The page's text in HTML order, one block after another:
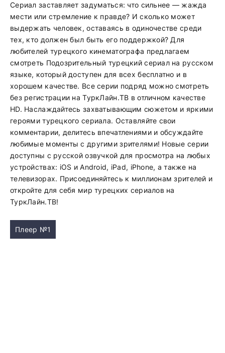
Сериал заставляет задуматься: что сильнее — жажда
мести или стремление к правде? И сколько может
выдержать человек, оставаясь в одиночестве среди
тех, кто должен был быть его поддержкой? Для
любителей турецкого кинематографа предлагаем
смотреть Подозрительный турецкий сериал на русском
языке, который доступен для всех бесплатно и в
хорошем качестве. Все серии подряд можно смотреть
без регистрации на ТуркЛайн.ТВ в отличном качестве
HD. Наслаждайтесь захватывающим сюжетом и яркими
героями турецкого сериала. Оставляйте свои
комментарии, делитесь впечатлениями и обсуждайте
любимые моменты с другими зрителями! Новые серии
доступны с русской озвучкой для просмотра на любых
устройствах: iOS и Android, iPad, iPhone, а также на
телевизорах. Присоединяйтесь к миллионам зрителей и
откройте для себя мир турецких сериалов на
ТуркЛайн.ТВ!
Плеер №1